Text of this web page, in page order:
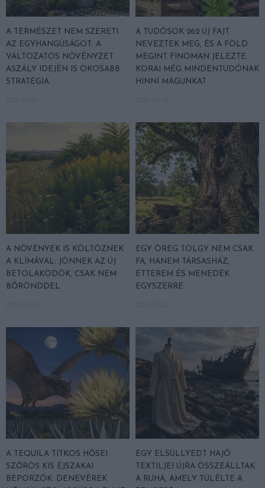
A TERMÉSZET NEM SZERETI
AZ EGYHANGÚSÁGOT: A
VÁLTOZATOS NÖVÉNYZET
ASZÁLY IDEJÉN IS OKOSABB
STRATÉGIA
A TUDÓSOK 262 ÚJ FAJT
NEVEZTEK MEG, ÉS A FÖLD
MEGINT FINOMAN JELEZTE:
KORAI MÉG MINDENTUDÓNAK
HINNI MAGUNKAT
A NÖVÉNYEK IS KÖLTÖZNEK
A KLÍMÁVAL: JÖNNEK AZ ÚJ
BETOLAKODÓK, CSAK NEM
BŐRÖNDDEL
EGY ÖREG TÖLGY NEM CSAK
FA, HANEM TÁRSASHÁZ,
ÉTTEREM ÉS MENEDÉK
EGYSZERRE
A TEQUILA TITKOS HŐSEI
SZŐRÖS KIS ÉJSZAKAI
BEPORZÓK: DENEVÉREK
EGY ELSÜLLYEDT HAJÓ
TEXTILJEI ÚJRA ÖSSZEÁLLTAK:
A RUHA, AMELY TÚLÉLTE A